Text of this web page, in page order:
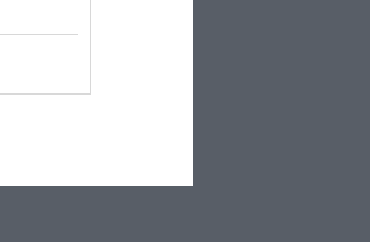
miał